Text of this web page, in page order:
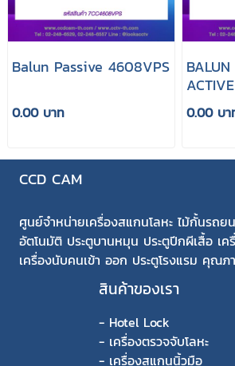
ิBalun Passive 4608VPS
0.00 บาท 0.00 บา
CCD CAM
ศูนย์จำหน่ายเครื่องสแกนโลหะ ไม้กั้นรถย
อัตโนมัติ ประตูบานหมุน ประตูปีกผีเสื้อ เ
เครื่องนับคนเข้า ออก ประตูโรงแรม คุณภ
สินค้าของเรา
- Hotel Lock
- เครื่องตรวจจับโลหะ
- เครื่องสแกนนิ้วมือ